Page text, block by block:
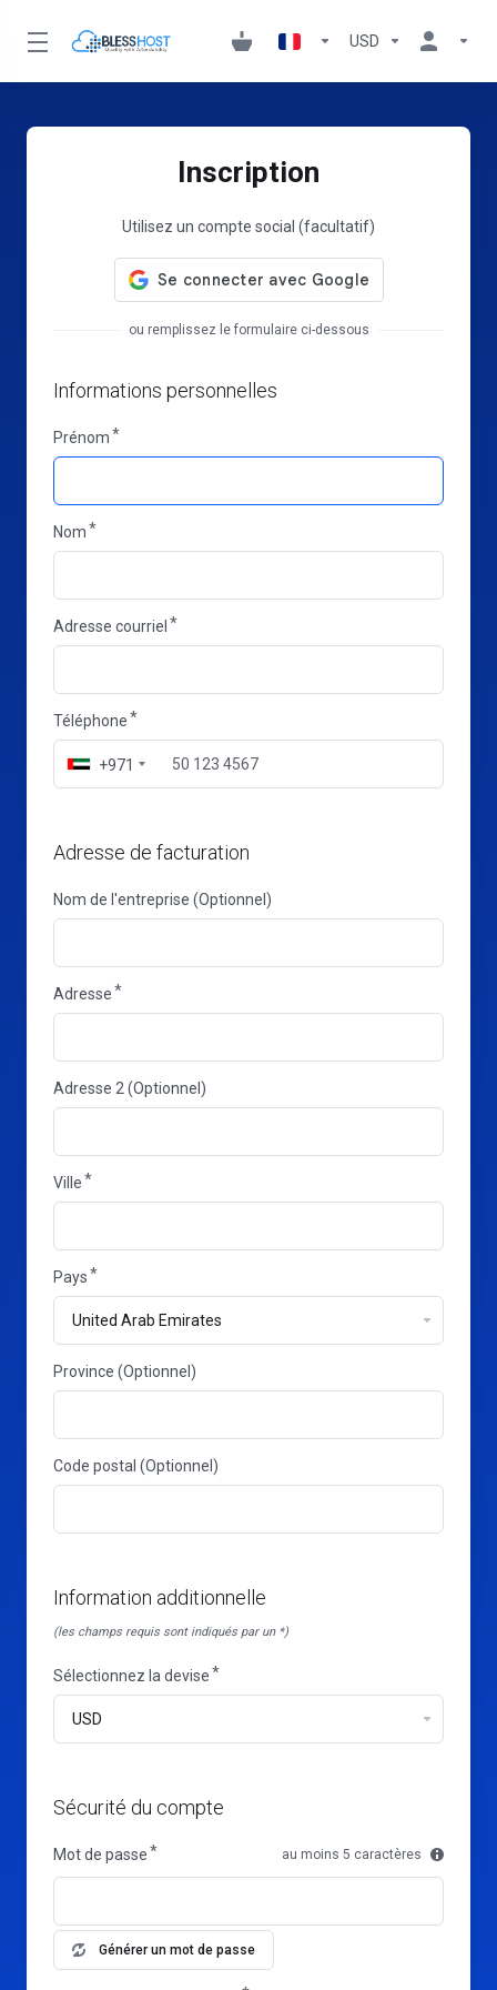
USD
Inscription
Utilisez un compte social (facultatif)
ou remplissez le formulaire ci-dessous
Informations personnelles
Prénom
Nom
Adresse courriel
Téléphone
+971
Adresse de facturation
Nom de l'entreprise (Optionnel)
Adresse
Adresse 2 (Optionnel)
Ville
Pays
Province
Province (Optionnel)
Code postal (Optionnel)
Information additionnelle
(les champs requis sont indiqués par un *)
Sélectionnez la devise
Sécurité du compte
Mot de passe au moins 5 caractères
Générer un mot de passe